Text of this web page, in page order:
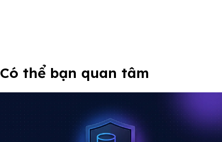
Có thể bạn quan tâm